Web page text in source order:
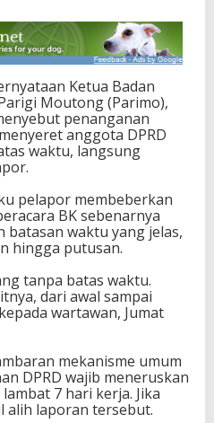
Ketua Badan
Moutong (Parimo),
penanganan
anggota DPRD
waktu, langsung
pelapor membeberkan
BK sebenarnya
batasan waktu yang jelas,
hingga putusan.
tanpa batas waktu.
dari awal sampai
wartawan, Jumat
mekanisme umum
DPRD wajib meneruskan
7 hari kerja. Jika
alih laporan tersebut.